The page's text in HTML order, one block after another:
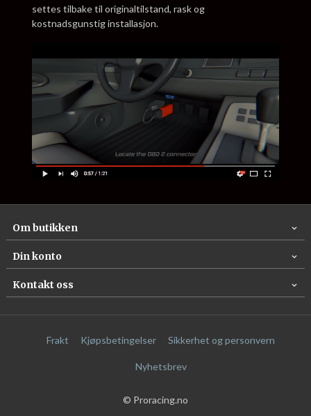
settes tilbake til originaltilstand, rask og
kostnadsgunstig installasjon.
Om butikken
Din konto
Kontakt oss
Frakt Kjøpsbetingelser Sikkerhet og personvern
Nyhetsbrev
© Proracing.no